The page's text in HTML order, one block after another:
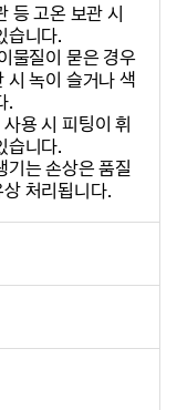
등 고온 보관 시
습니다.
물질이 묻은 경우
시 녹이 슬거나 색
.
용 시 피팅이 휘
습니다.
기는 손상은 품질
처리됩니다.